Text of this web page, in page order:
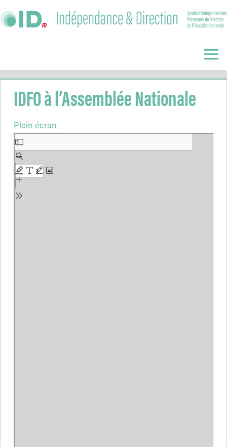
to
Direction
Menu
IDFO à l’Assemblée Nationale
Plein écran
Aller
au
contenu
PDF